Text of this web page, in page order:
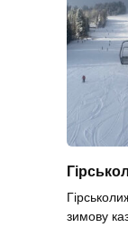
зимову